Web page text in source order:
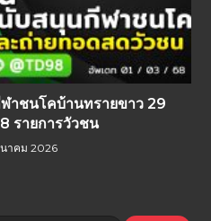
าชนโคบ้านทรายขาว 29
รายการวัวชน
าคม 2026